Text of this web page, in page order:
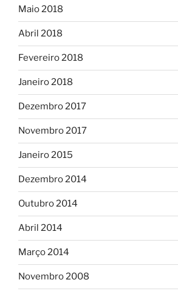
Maio 2018
Abril 2018
Fevereiro 2018
Janeiro 2018
Dezembro 2017
Novembro 2017
Janeiro 2015
Dezembro 2014
Outubro 2014
Abril 2014
Março 2014
Novembro 2008